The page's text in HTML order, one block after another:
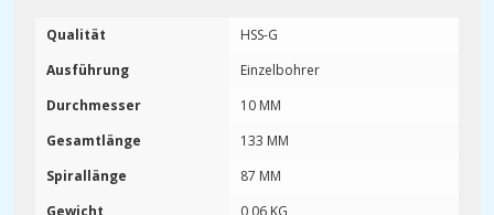
Qualität
HSS-G
Ausführung
Einzelbohrer
Durchmesser
10 MM
Gesamtlänge
133 MM
Spirallänge
87 MM
Gewicht
0,06 KG